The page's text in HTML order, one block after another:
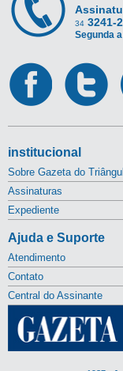
34 3241-
Segunda
institucional
Sobre Gazeta do
Assinaturas
Expediente
Ajuda e Suporte
Atendimento
Contato
Central do Assinante